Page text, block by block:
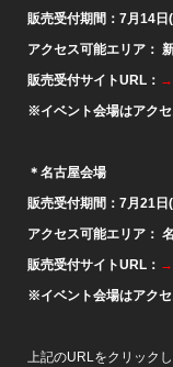
販売受付期間：7月14
アクセス可能エリア：
販売受付サイトURL ： →
※イベント会場はアク
＊名古屋会場
販売受付期間：7月21
アクセス可能エリア：
販売受付サイトURL ： →
※イベント会場はアク
上記のURLをクリック